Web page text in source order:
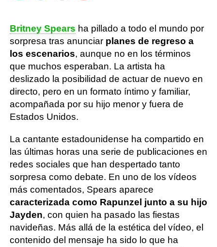
Britney Spears ha pillado a todo el mundo por
sorpresa tras anunciar planes de regreso a
los escenarios, aunque no en los términos
que muchos esperaban. La artista ha
deslizado la posibilidad de actuar de nuevo en
directo, pero en un formato íntimo y familiar,
acompañada por su hijo menor y fuera de
Estados Unidos.
La cantante estadounidense ha compartido en
las últimas horas una serie de publicaciones en
redes sociales que han despertado tanto
sorpresa como debate. En uno de los vídeos
más comentados, Spears aparece
caracterizada como Rapunzel junto a su hijo
Jayden, con quien ha pasado las fiestas
navideñas. Más allá de la estética del vídeo, el
contenido del mensaje ha sido lo que ha